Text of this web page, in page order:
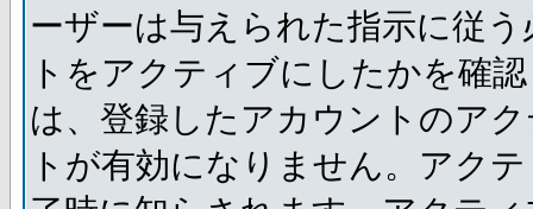
ーザーは与えられた指示に従
トをアクティブにしたかを確
は、登録したアカウントのア
トが有効になりません。アク